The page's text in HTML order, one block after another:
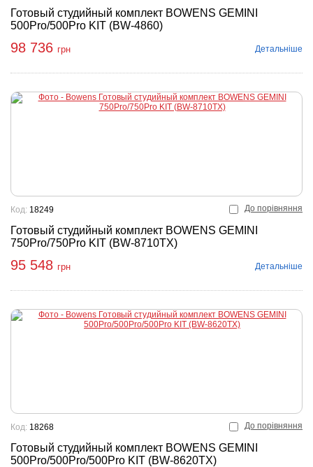
Готовый студийный комплект BOWENS GEMINI
500Pro/500Pro KIT (BW-4860)
98 736 грн Детальніше
До порівняння
Готовый студийный комплект BOWENS GEMINI
750Pro/750Pro KIT (BW-8710TX)
Код: 18249
95 548 грн Детальніше
До порівняння
Готовый студийный комплект BOWENS GEMINI
500Pro/500Pro/500Pro KIT (BW-8620TX)
Код: 18268